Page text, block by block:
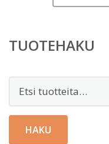
TUOTEHAKU
Etsi:
HAKU